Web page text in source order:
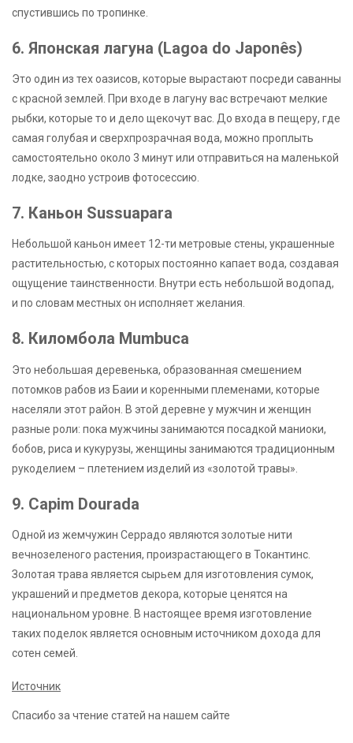
спустившись по тропинке.
6. Японская лагуна (Lagoa do Japonês)
Это один из тех оазисов, которые вырастают посреди саванны
с красной землей. При входе в лагуну вас встречают мелкие
рыбки, которые то и дело щекочут вас. До входа в пещеру, где
самая голубая и сверхпрозрачная вода, можно проплыть
самостоятельно около 3 минут или отправиться на маленькой
лодке, заодно устроив фотосессию.
7. Каньон Sussuapara
Небольшой каньон имеет 12-ти метровые стены, украшенные
растительностью, с которых постоянно капает вода, создавая
ощущение таинственности. Внутри есть небольшой водопад,
и по словам местных он исполняет желания.
8. Киломбола Mumbuca
Это небольшая деревенька, образованная смешением
потомков рабов из Баии и коренными племенами, которые
населяли этот район. В этой деревне у мужчин и женщин
разные роли: пока мужчины занимаются посадкой маниоки,
бобов, риса и кукурузы, женщины занимаются традиционным
рукоделием – плетением изделий из «золотой травы».
9. Capim Dourada
Одной из жемчужин Серрадо являются золотые нити
вечнозеленого растения, произрастающего в Токантинс.
Золотая трава является сырьем для изготовления сумок,
украшений и предметов декора, которые ценятся на
национальном уровне. В настоящее время изготовление
таких поделок является основным источником дохода для
сотен семей.
Источник
Спасибо за чтение статей на нашем сайте